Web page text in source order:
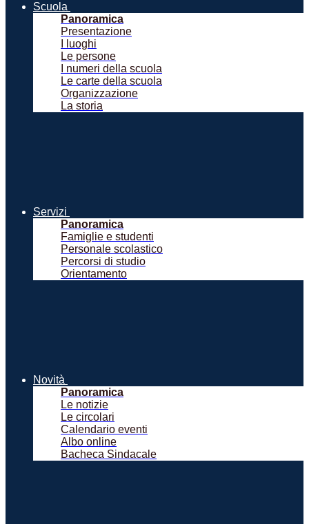
Scuola
Panoramica
Presentazione
I luoghi
Le persone
I numeri della scuola
Le carte della scuola
Organizzazione
La storia
Servizi
Panoramica
Famiglie e studenti
Personale scolastico
Percorsi di studio
Orientamento
Novità
Panoramica
Le notizie
Le circolari
Calendario eventi
Albo online
Bacheca Sindacale